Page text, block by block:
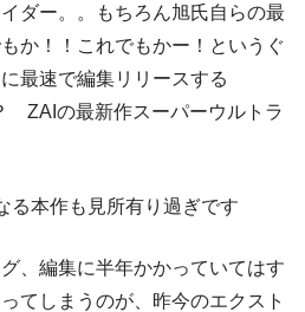
ダー。。もちろん旭氏自らの最
か！！これでもかー！というぐ
最速で編集リリースする
ZAIの最新作スーパーウルトラ
る本作も見所有り過ぎです
、編集に半年かかっていてはす
てしまうのが、昨今のエクスト